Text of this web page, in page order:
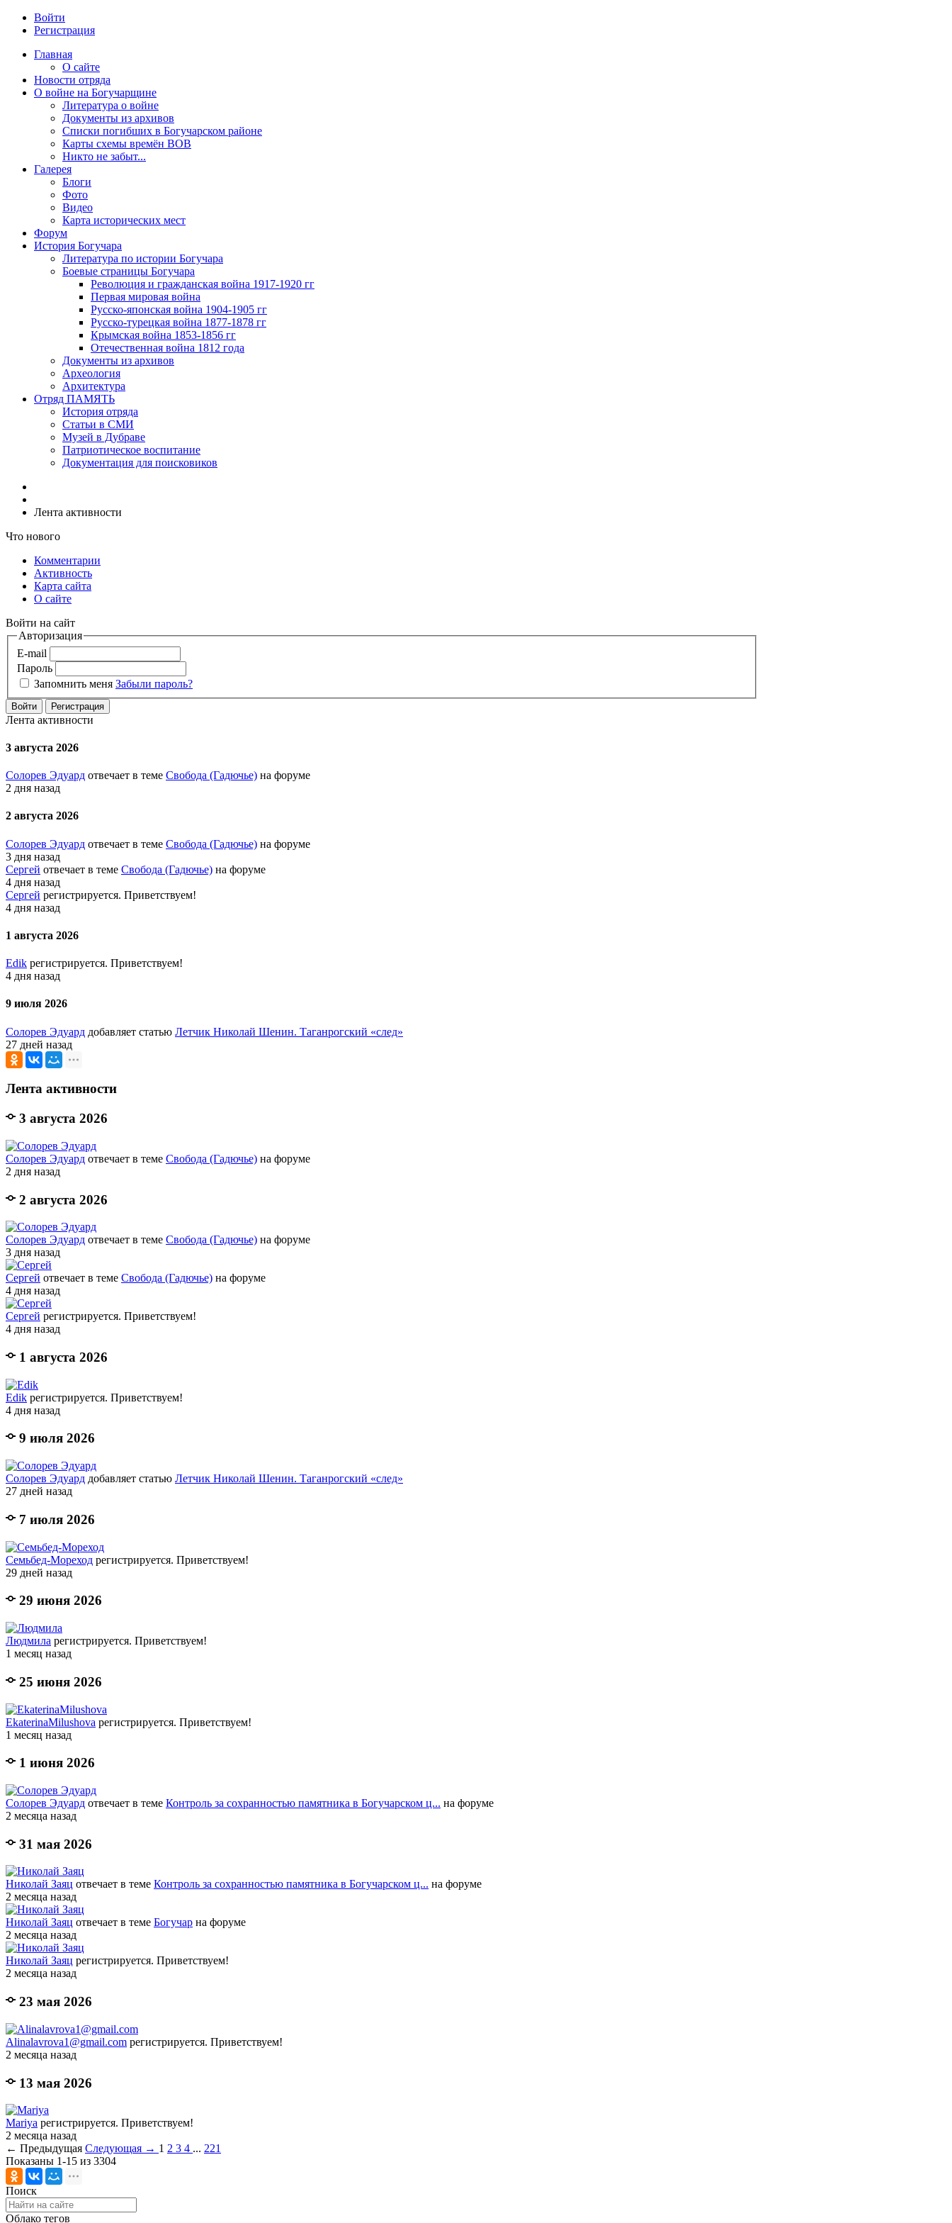
Войти
Регистрация
Главная
О сайте
Новости отряда
О войне на Богучарщине
Литература о войне
Документы из архивов
Списки погибших в Богучарском районе
Карты схемы времён ВОВ
Никто не забыт...
Галерея
Блоги
Фото
Видео
Карта исторических мест
Форум
История Богучара
Литература по истории Богучара
Боевые страницы Богучара
Революция и гражданская война 1917-1920 гг
Первая мировая война
Русско-японская война 1904-1905 гг
Русско-турецкая война 1877-1878 гг
Крымская война 1853-1856 гг
Отечественная война 1812 года
Документы из архивов
Археология
Архитектура
Отряд ПАМЯТЬ
История отряда
Статьи в СМИ
Музей в Дубраве
Патриотическое воспитание
Документация для поисковиков
Лента активности
Что нового
Комментарии
Активность
Карта сайта
О сайте
Войти на сайт
Авторизация
E-mail
Пароль
Запомнить меня Забыли пароль?
Войти Регистрация
Лента активности
3 августа 2026
Солорев Эдуард отвечает в теме Свобода (Гадючье) на форуме
2 дня назад
2 августа 2026
Солорев Эдуард отвечает в теме Свобода (Гадючье) на форуме
3 дня назад
Сергей отвечает в теме Свобода (Гадючье) на форуме
4 дня назад
Сергей регистрируется. Приветствуем!
4 дня назад
1 августа 2026
Edik регистрируется. Приветствуем!
4 дня назад
9 июля 2026
Солорев Эдуард добавляет статью Летчик Николай Шенин. Таганрогский «след»
27 дней назад
Лента активности
3 августа 2026
Солорев Эдуард отвечает в теме Свобода (Гадючье) на форуме
2 дня назад
2 августа 2026
Солорев Эдуард отвечает в теме Свобода (Гадючье) на форуме
3 дня назад
Сергей отвечает в теме Свобода (Гадючье) на форуме
4 дня назад
Сергей регистрируется. Приветствуем!
4 дня назад
1 августа 2026
Edik регистрируется. Приветствуем!
4 дня назад
9 июля 2026
Солорев Эдуард добавляет статью Летчик Николай Шенин. Таганрогский «след»
27 дней назад
7 июля 2026
Семьбед-Мореход регистрируется. Приветствуем!
29 дней назад
29 июня 2026
Людмила регистрируется. Приветствуем!
1 месяц назад
25 июня 2026
EkaterinaMilushova регистрируется. Приветствуем!
1 месяц назад
1 июня 2026
Солорев Эдуард отвечает в теме Контроль за сохранностью памятника в Богучарском ц... на форуме
2 месяца назад
31 мая 2026
Николай Заяц отвечает в теме Контроль за сохранностью памятника в Богучарском ц... на форуме
2 месяца назад
Николай Заяц отвечает в теме Богучар на форуме
2 месяца назад
Николай Заяц регистрируется. Приветствуем!
2 месяца назад
23 мая 2026
Alinalavrova1@gmail.com регистрируется. Приветствуем!
2 месяца назад
13 мая 2026
Mariya регистрируется. Приветствуем!
2 месяца назад
← Предыдущая Следующая → 1 2 3 4 ... 221
Показаны 1-15 из 3304
Поиск
Облако тегов